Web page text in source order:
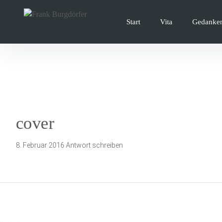
überspringen
Start Vita
cover
8. Februar 2016 Antwort schreiben